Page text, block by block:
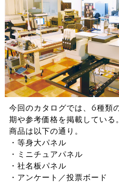
今回のカタログでは、6種類
期や参考価格を掲載している。
商品は以下の通り。
・等身大パネル
・ミニチュアパネル
・社名板パネル
・アンケート／投票ボード